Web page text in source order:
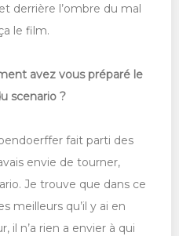
derrière l’ombre du mal
le film.
avez vous préparé le
scenario ?
fait parti des
envie de tourner,
Je trouve que dans ce
meilleurs qu’il y ai en
il n’a rien a envier à qui